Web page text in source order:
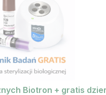
Biotron + gratis